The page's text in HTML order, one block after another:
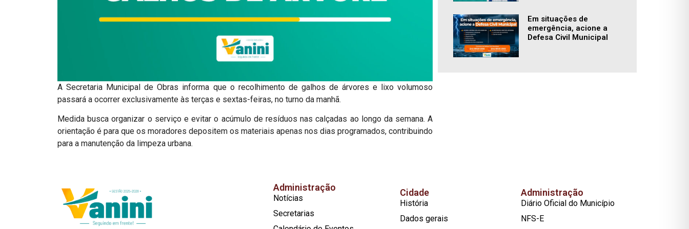
A Secretaria Municipal de Obras informa que o recolhimento de galhos de árvores e lixo volumoso
passará a ocorrer exclusivamente às terças e sextas-feiras, no turno da manhã.
Medida busca organizar o serviço e evitar o acúmulo de resíduos nas calçadas ao longo da semana. A
orientação é para que os moradores depositem os materiais apenas nos dias programados, contribuindo
para a manutenção da limpeza urbana.
Em situações de
emergência, acione a
Defesa Civil Municipal
Administração
Notícias
Secretarias
Cidade
História
Dados gerais
Administração
Diário Oficial do Município
NFS-E